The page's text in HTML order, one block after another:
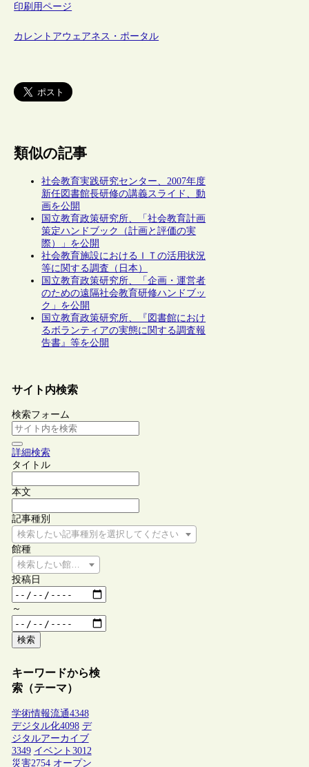
印刷用ページ
カレントアウェアネス・ポータル
類似の記事
社会教育実践研究センター、2007年度
新任図書館長研修の講義スライド、動
画を公開
国立教育政策研究所、「社会教育計画
策定ハンドブック（計画と評価の実
際）」を公開
社会教育施設におけるＩＴの活用状況
等に関する調査（日本）
国立教育政策研究所、「企画・運営者
のための遠隔社会教育研修ハンドブッ
ク」を公開
国立教育政策研究所、『図書館におけ
るボランティアの実態に関する調査報
告書』等を公開
サイト内検索
検索フォーム
詳細検索
タイトル
本文
記事種別
検索したい記事種別を選択してください
館種
検索したい館種を選択してください
投稿日
～
検索
キーワードから検
索（テーマ）
学術情報流通4348
デジタル化4098 デ
ジタルアーカイブ
3349 イベント 3012
災害2754 オープン